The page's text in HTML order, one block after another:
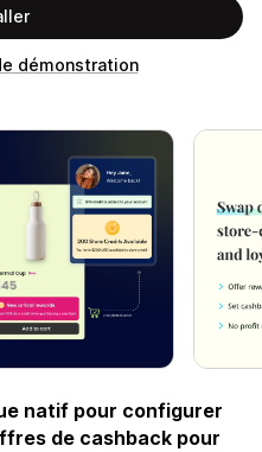
démonstration
natif pour configurer
de cashback pour